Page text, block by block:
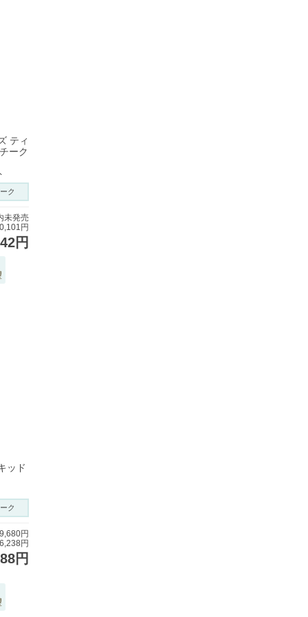
ティ
ーク
ク
未発売
円
円
ッド
ク
円
円
円